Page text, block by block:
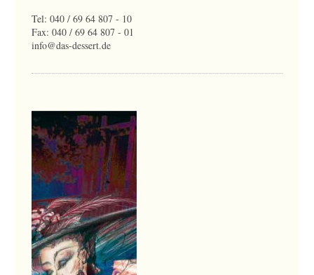
Tel: 040 / 69 64 807 - 10
Fax: 040 / 69 64 807 - 01
info@das-dessert.de